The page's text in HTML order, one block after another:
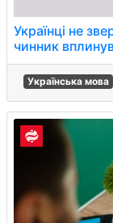
Українці не
чинник
Українська мова